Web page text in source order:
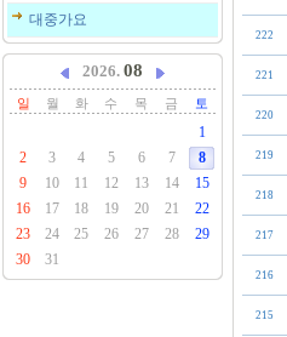
대중가요
2026. 08
일 월 화 수 목 금 토
1
2
3 4 5 6 7
8
9
10 11 12 13 14
15
16
17 18 19 20 21
22
23
24 25 26 27 28
29
30
31
222
221
220
219
218
217
216
215